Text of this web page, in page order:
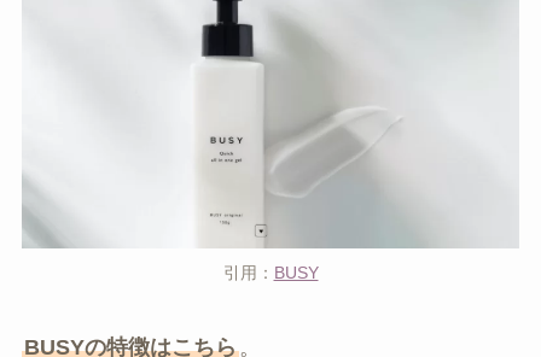
引用： BUSY
BUSYの特徴はこちら。